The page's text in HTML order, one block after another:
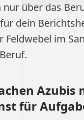
nur über das
dein
Feldwebel im
Azubis
für